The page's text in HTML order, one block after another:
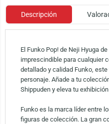
Descripción
El Funko Pop! de Neji Hyuga
imprescindible para cualquier
detallado y calidad Funko,
personaje. Añade a tu
Shippuden y eleva tu
Funko es la marca líder entre
figuras de colección. La gran